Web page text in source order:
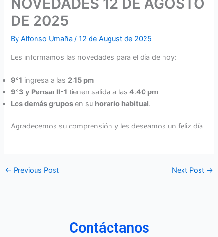
NOVEDADES 12 DE AGOSTO
DE 2025
ByAlfonso Umaña/12 de August de 2025
Les informamos las novedades para el día de hoy:
9°1 ingresa a las 2:15 pm
9°3 y Pensar II-1 tienen salida a las4:40 pm
Los demás grupos en su horario habitual.
Agradecemos su comprensión y les deseamos un feliz día
← Previous Post Next Post →
Contáctanos